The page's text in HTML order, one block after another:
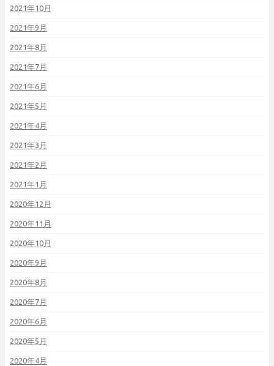
2021年10月
2021年9月
2021年8月
2021年7月
2021年6月
2021年5月
2021年4月
2021年3月
2021年2月
2021年1月
2020年12月
2020年11月
2020年10月
2020年9月
2020年8月
2020年7月
2020年6月
2020年5月
2020年4月